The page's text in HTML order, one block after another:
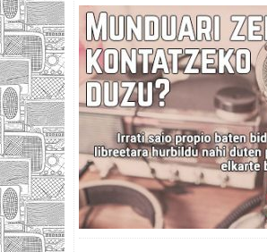
c
e
b
o
o
i
t
t
e
r
e
d